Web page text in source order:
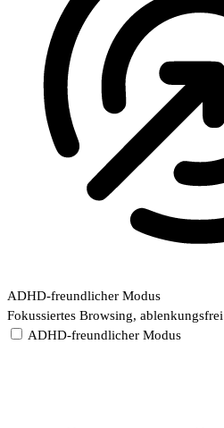
ADHD-freundlicher Modus
Fokussiertes Browsing, ablenkungsfrei
ADHD-freundlicher Modus